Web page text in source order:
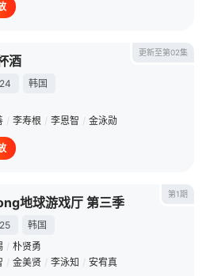
更新至第02集
酒
韩国
/ 李寿根 / 李恩智 / 金泳勋
第1期
地球游戏厅 第三季
韩国
/ 朴贤勇
/ 金美贤 / 李泳知 / 安宥真